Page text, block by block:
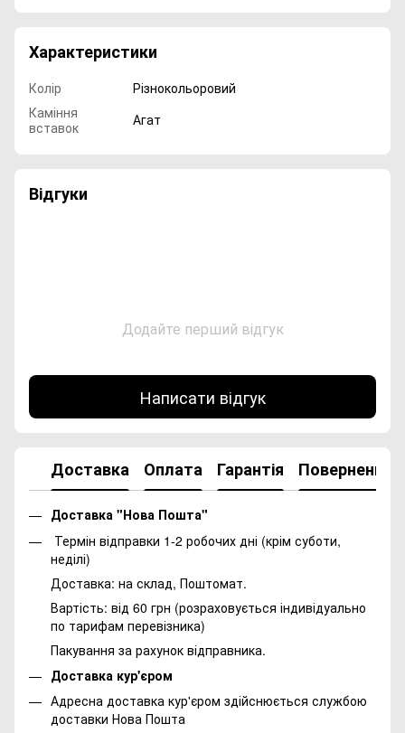
Характеристики
Колір
Різнокольоровий
Каміння
вставок
Агат
Відгуки
Додайте перший відгук
Написати відгук
Доставка Оплата Гарантія Повернення
Доставка "Нова Пошта"
Термін відправки 1-2 робочих дні (крім суботи,
неділі)
Доставка: на склад, Поштомат.
Вартість: від 60 грн (розраховується індивідуально
по тарифам перевізника)
Пакування за рахунок відправника.
Доставка кур'єром
Адресна доставка кур'єром здійснюється службою
доставки Нова Пошта